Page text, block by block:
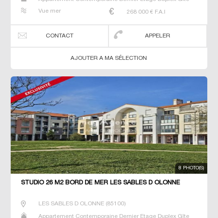
T3 T4 Villa
Vue mer 268 000 € F.A.I
CONTACT APPELER
AJOUTER A MA SÉLECTION
8 PHOTO(S)
STUDIO 26 M2 BORD DE MER LES SABLES D OLONNE
LES SABLES D OLONNE(85100)
Appartement Contemporaine Dernier Etage Duplex Gîte